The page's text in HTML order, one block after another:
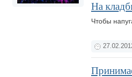
На
Чтобы